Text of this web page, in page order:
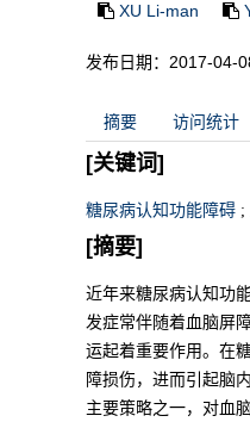
XU Li-man
发布日期：2017-04-
摘要 访问统计
[关键词]
糖尿病认知功能障碍 ;
[摘要]
近年来糖尿病认知功
发症常伴随着血脑屏
运起着重要作用。在
障损伤，进而引起脑
主要策略之一，对血